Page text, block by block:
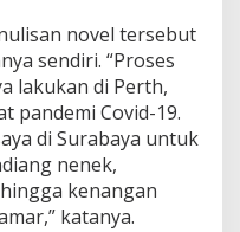
novel tersebut
sendiri. “Proses
lakukan di Perth,
pandemi Covid-19.
di Surabaya untuk
nenek,
kenangan
katanya.